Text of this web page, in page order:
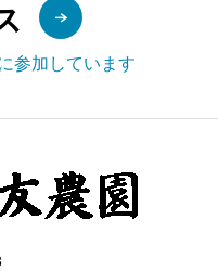
参加しています